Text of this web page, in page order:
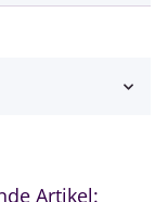
Artikel: